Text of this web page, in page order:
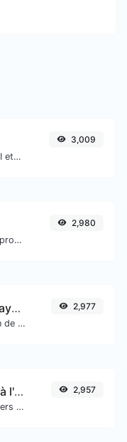
Convertir le texte en ASCII et inversement pour toute entrée de chaîne.
3,009
Obtenez des détails IP approximatifs.
2,980
Générateur de lien PayPal
Générez facilement un lien de paiement PayPal.
2,977
Générateur de texte à l'envers
Retournez, le texte à l'envers avec facilité.
2,957